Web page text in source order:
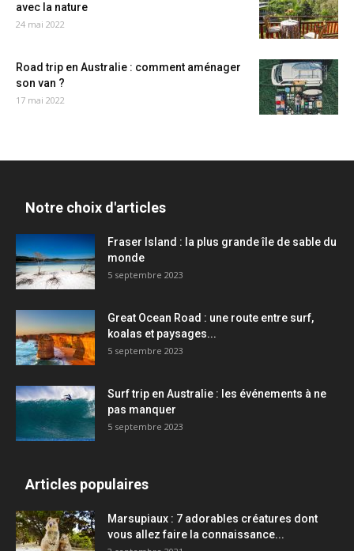
avec la nature
24 mai 2022
Road trip en Australie : comment aménager
son van ?
17 mai 2022
Notre choix d'articles
Fraser Island : la plus grande île de sable du
monde
5 septembre 2023
Great Ocean Road : une route entre surf,
koalas et paysages...
5 septembre 2023
Surf trip en Australie : les événements à ne
pas manquer
5 septembre 2023
Articles populaires
Marsupiaux : 7 adorables créatures dont
vous allez faire la connaissance...